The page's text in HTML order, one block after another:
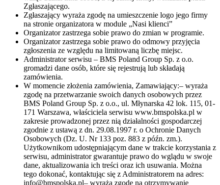
Zgłaszającego.
Zgłaszający wyraża zgodę na umieszczenie logo jego firmy
na stronie organizatora w module „Nasi klienci”
Organizator zastrzega sobie prawo do zmian w programie.
Organizator zastrzega sobie prawo do odmowy przyjęcia
zgłoszenia ze względu na limitowaną liczbę miejsc.
Administrator serwisu – BMS Poland Group Sp. z o.o.
gromadzi dane osób, które się rejestrują lub składają
zamówienia.
W momencie złożenia zamówienia, Zamawiający:– wyraża
zgodę na przetwarzanie swoich danych osobowych przez
BMS Poland Group Sp. z o.o., ul. Młynarska 42 lok. 115, 01-
171 Warszawa, właściciela serwisu www.bmspolska.pl w
zakresie prowadzonej przez nią działalności gospodarczej
zgodnie z ustawą z dn. 29.08.1997 r. o Ochronie Danych
Osobowych (Dz. U. Nr 133 poz. 883 z późn. zm.).
Użytkownikom udostępniającym dane w trakcie korzystania z
serwisu, administrator gwarantuje prawo do wglądu w swoje
dane, aktualizowania ich treści oraz ich usuwania. Można
tego dokonać, kontaktując się z Administratorem na adres:
info@bmspolska.pl– wyraża zgodę na otrzymywanie